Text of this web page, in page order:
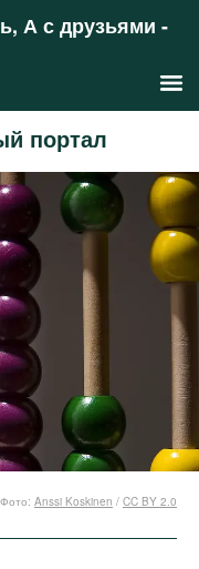
А с друзьями -
портал
Фото: Anssi Koskinen / CC BY 2.0